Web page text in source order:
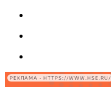
РЕКЛАМА • HTTPS://WWW.HSE.RU/